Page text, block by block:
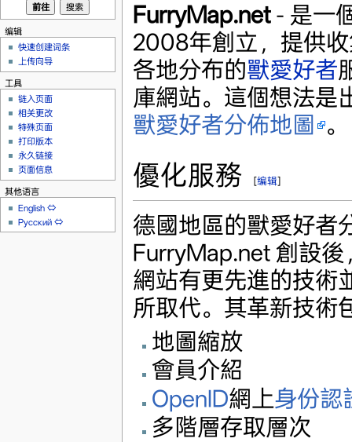
FurryMap.net- 是一
2008年創立，提供
各地分布的獸愛好者
庫網站。這個想法是
獸愛好者分佈地圖 。
優化服務 [编辑]
德國地區的獸愛好者
FurryMap.net 創設
網站有更先進的技術
所取代。其革新技術
地圖縮放
會員介紹
OpenID網上身份認
多階層存取層次
编辑
快速创建词条
上传向导
工具
链入页面
相关更改
特殊页面
打印版本
永久链接
页面信息
其他语言
English ⇔
Русский ⇔